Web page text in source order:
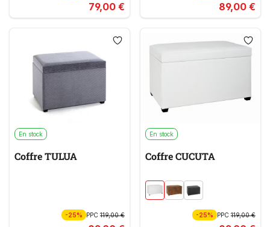
79,00 € 89,00 €
En stock
Coffre TULUA
-25% PPC 119,00 €
En stock
Coffre CUCUTA
-25% PPC119,00 €